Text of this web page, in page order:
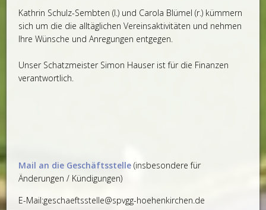
Kathrin Schulz-Sembten (l.) und Carola Blümel (r.) kümmern
sich um die die alltäglichen Vereinsaktivitäten und nehmen
Ihre Wünsche und Anregungen entgegen.
Unser Schatzmeister Simon Hauser ist für die Finanzen
verantwortlich.
Mail an die Geschäftsstelle (insbesondere für
Änderungen / Kündigungen)
E-Mail:geschaeftsstelle@spvgg-hoehenkirchen.de